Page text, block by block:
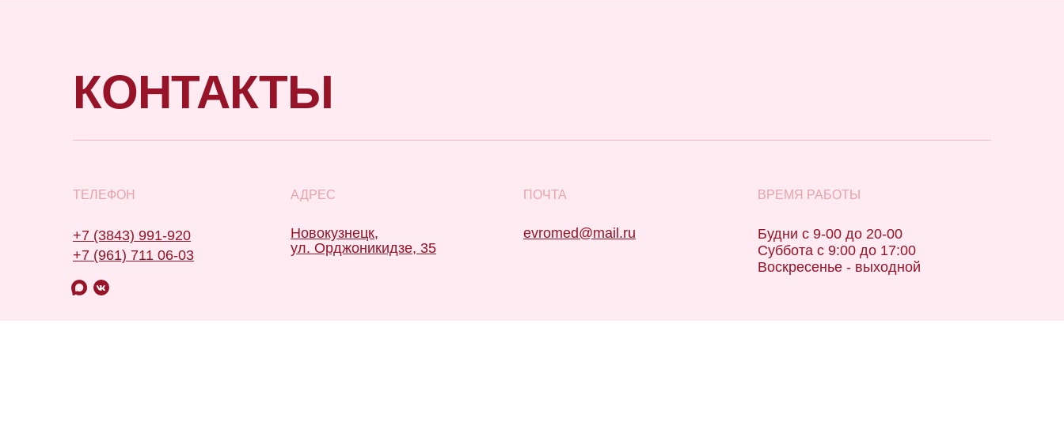
КОНТАКТЫ
Новокузнецк,
ул. Орджоникидзе, 35
+7 (3843) 991-920
+7 (961) 711 06-03
Будни с 9-00 до 20-00
Суббота с 9:00 до 17:00
Воскресенье - выходной
evromed@mail.ru
ТЕЛЕФОН АДРЕС ПОЧТА ВРЕМЯ РАБОТЫ